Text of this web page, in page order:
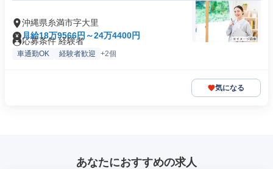
沖縄県糸満市字大里
月給18万9566円～24万4400円
応募条件 経験者
車通勤OK 経験者歓迎 +2個
気になる
あなたにおすすめの求人